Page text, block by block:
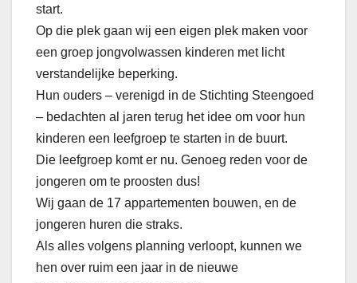
start.
Op die plek gaan wij een eigen plek maken voor
een groep jongvolwassen kinderen met licht
verstandelijke beperking.
Hun ouders – verenigd in de Stichting Steengoed
– bedachten al jaren terug het idee om voor hun
kinderen een leefgroep te starten in de buurt.
Die leefgroep komt er nu. Genoeg reden voor de
jongeren om te proosten dus!
Wij gaan de 17 appartementen bouwen, en de
jongeren huren die straks.
Als alles volgens planning verloopt, kunnen we
hen over ruim een jaar in de nieuwe